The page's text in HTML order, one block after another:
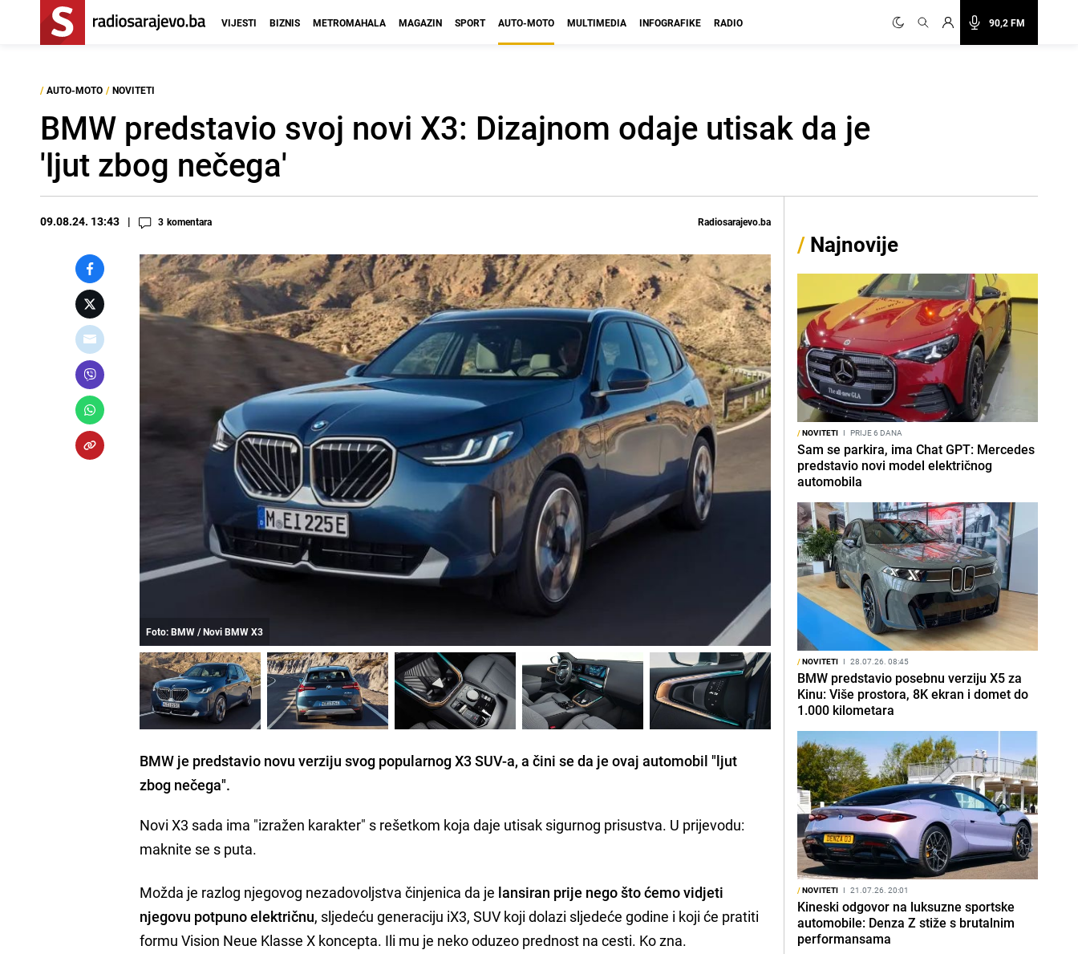
90,2 FM
VIJESTI BIZNIS METROMAHALA MAGAZIN SPORT AUTO-MOTO MULTIMEDIA INFOGRAFIKE RADIO
/ AUTO-MOTO / NOVITETI
BMW predstavio svoj novi X3: Dizajnom odaje utisak da je
'ljut zbog nečega'
09.08.24. 13:43 3 komentara Radiosarajevo.ba
Foto: BMW / Novi BMW X3
BMW je predstavio novu verziju svog popularnog X3 SUV-a, a čini se da je ovaj automobil "ljut
zbog nečega".
Novi X3 sada ima "izražen karakter" s rešetkom koja daje utisak sigurnog prisustva. U prijevodu:
maknite se s puta.
Možda je razlog njegovog nezadovoljstva činjenica da je lansiran prije nego što ćemo vidjeti
njegovu potpuno električnu, sljedeću generaciju iX3, SUV koji dolazi sljedeće godine i koji će pratiti
formu Vision Neue Klasse X koncepta. Ili mu je neko oduzeo prednost na cesti. Ko zna.
/ Najnovije
/NOVITETI I PRIJE 6 DANA
Sam se parkira, ima Chat GPT: Mercedes
predstavio novi model električnog
automobila
/NOVITETI I 28.07.26. 08:45
BMW predstavio posebnu verziju X5 za
Kinu: Više prostora, 8K ekran i domet do
1.000 kilometara
/NOVITETI I 21.07.26. 20:01
Kineski odgovor na luksuzne sportske
automobile: Denza Z stiže s brutalnim
performansama